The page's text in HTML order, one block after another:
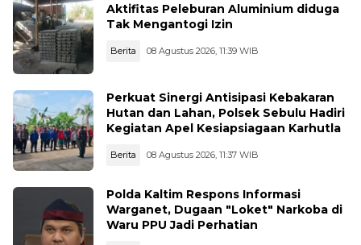
Aktifitas Peleburan Aluminium diduga
Tak Mengantogi Izin
Berita 08 Agustus 2026, 11:39 WIB
Perkuat Sinergi Antisipasi Kebakaran
Hutan dan Lahan, Polsek Sebulu Hadiri
Kegiatan Apel Kesiapsiagaan Karhutla
Berita 08 Agustus 2026, 11:37 WIB
Polda Kaltim Respons Informasi
Warganet, Dugaan "Loket" Narkoba di
Waru PPU Jadi Perhatian